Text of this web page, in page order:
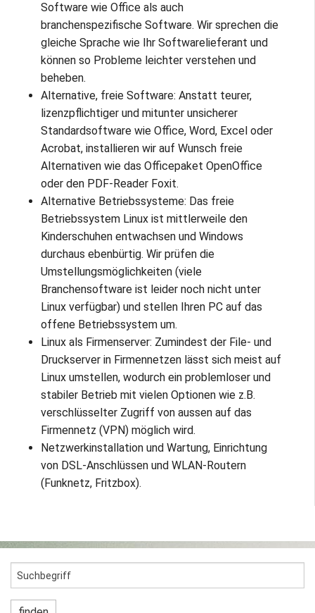
Software wie Office als auch
branchenspezifische Software. Wir sprechen die
gleiche Sprache wie Ihr Softwarelieferant und
können so Probleme leichter verstehen und
beheben.
Alternative, freie Software: Anstatt teurer,
lizenzpflichtiger und mitunter unsicherer
Standardsoftware wie Office, Word, Excel oder
Acrobat, installieren wir auf Wunsch freie
Alternativen wie das Officepaket OpenOffice
oder den PDF-Reader Foxit.
Alternative Betriebssysteme: Das freie
Betriebssystem Linux ist mittlerweile den
Kinderschuhen entwachsen und Windows
durchaus ebenbürtig. Wir prüfen die
Umstellungsmöglichkeiten (viele
Branchensoftware ist leider noch nicht unter
Linux verfügbar) und stellen Ihren PC auf das
offene Betriebssystem um.
Linux als Firmenserver: Zumindest der File- und
Druckserver in Firmennetzen lässt sich meist auf
Linux umstellen, wodurch ein problemloser und
stabiler Betrieb mit vielen Optionen wie z.B.
verschlüsselter Zugriff von aussen auf das
Firmennetz (VPN) möglich wird.
Netzwerkinstallation und Wartung, Einrichtung
von DSL-Anschlüssen und WLAN-Routern
(Funknetz, Fritzbox).